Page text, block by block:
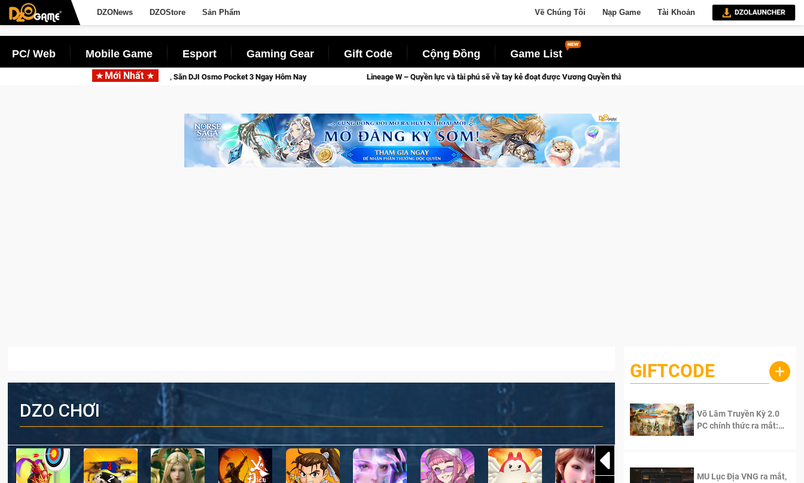
DZONews DZOStore Sản Phẩm Về Chúng Tôi Nạp Game Tài Khoản
PC/ Web Mobile Game Esport Gaming Gear Gift Code Cộng Đồng Game List
Mới Nhất
Saga: Cửu Giới Thức Tỉnh, Săn DJI Osmo Pocket 3 Ngay Hôm Nay Lineage W – Quyền lực và tài phú sẽ về tay kẻ đoạt được Vương Quyền thành Kent sắp tới!
DZO CHƠI
GIFTCODE +
Võ Lâm Truyền Kỳ 2.0
PC chính thức ra mắt:
MU Lục Địa VNG ra mắt,